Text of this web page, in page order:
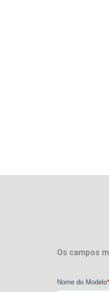
Os campos